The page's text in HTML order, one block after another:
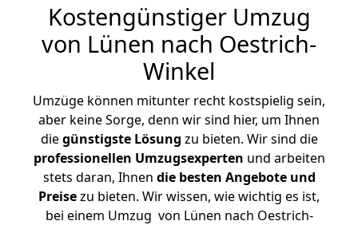
Kostengünstiger Umzug
von Lünen nach Oestrich-
Winkel
Umzüge können mitunter recht kostspielig sein,
aber keine Sorge, denn wir sind hier, um Ihnen
diegünstigste Lösung zu bieten. Wir sind die
professionellen Umzugsexperten und arbeiten
stets daran, Ihnen die besten Angebote und
Preisezu bieten. Wir wissen, wie wichtig es ist,
bei einem Umzug von Lünen nach Oestrich-